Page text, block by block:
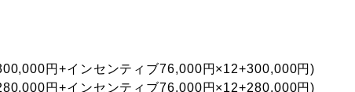
円+インセンティブ76,000円×12+300,000円)
円+インセンティブ76,000円×12+280,000円)